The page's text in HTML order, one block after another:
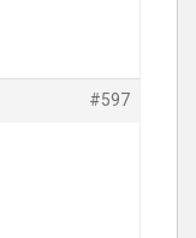
#597